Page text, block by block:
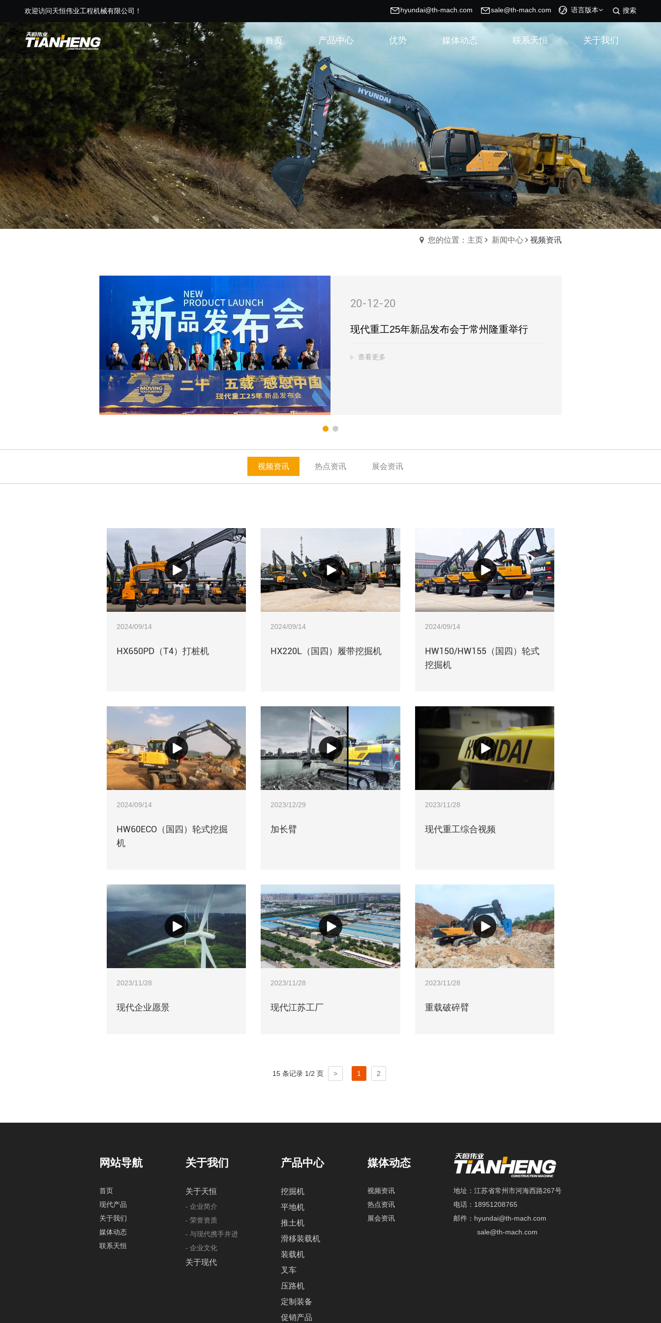
欢迎访问天恒伟业工程机械有限公司！ hyundai@th-mach.com sale@th-mach.com 语言版本 搜索
首页 产品中心 关于我们
优势 媒体动态 联系天恒
您的位置：主页 新闻中心 视频资讯
20-12-20
现代重工25年新品发布会于常州隆重举行
查看更多
视频资讯 热点资讯 展会资讯
2024/09/14
HX650PD（T4）打桩机
2024/09/14
HX220L（国四）履带挖掘机
2024/09/14
HW150/HW155（国四）轮式
挖掘机
2024/09/14
HW60ECO（国四）轮式挖掘
机
2023/12/29
加长臂
2023/11/28
现代重工综合视频
2023/11/28
现代企业愿景
2023/11/28
现代江苏工厂
2023/11/28
重载破碎臂
15 条记录 1/2 页 > 1 2
网站导航
首页
现代产品
关于我们
媒体动态
联系天恒
关于我们
关于天恒
- 企业简介
- 荣誉资质
- 与现代携手并进
- 企业文化
关于现代
产品中心
挖掘机
平地机
推土机
滑移装载机
装载机
叉车
压路机
定制装备
促销产品
媒体动态
视频资讯
热点资讯
展会资讯
地址：江苏省常州市河海西路267号
电话：18951208765
邮件：hyundai@th-mach.com
sale@th-mach.com